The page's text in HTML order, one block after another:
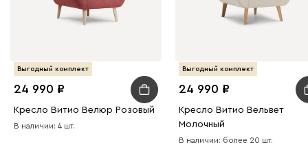
Выгодный комплект
24 990
Кресло Витио Велюр Розовый
В наличии: 4 шт.
Выгодный комплект
24 990
Кресло Витио Вельвет
Молочный
В наличии: более 20 шт.